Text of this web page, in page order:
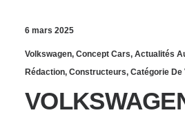
6 mars 2025
Volkswagen, Concept Cars, Actualités
Rédaction, Constructeurs, Catégorie De